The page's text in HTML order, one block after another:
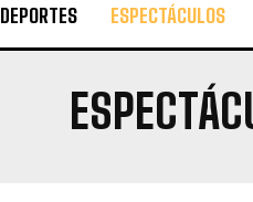
DEPORTES ESPECTÁCULOS